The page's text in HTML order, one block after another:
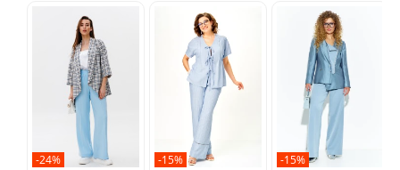
-24% -15% -15%